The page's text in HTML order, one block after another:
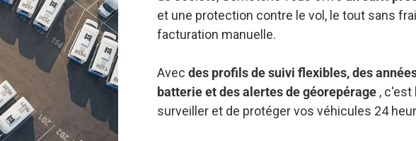
et une protection contre le vol, le tout sans
facturation manuelle.
Avec des profils de suivi flexibles, des
batterie et des alertes de géorepérage , c'est
surveiller et de protéger vos véhicules 24